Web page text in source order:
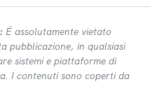
É assolutamente vietato
pubblicazione, in qualsiasi
sistemi e piattaforme di
I contenuti sono coperti da